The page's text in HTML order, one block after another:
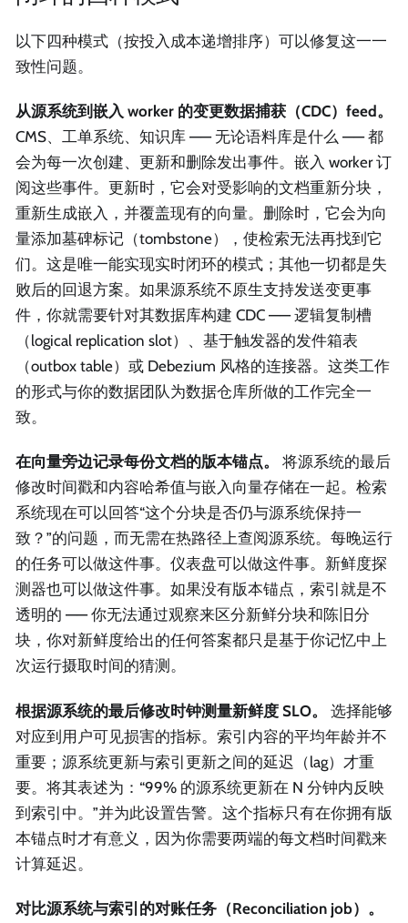
以下四种模式（按投入成本递增排序）可以修复这一一
致性问题。
从源系统到嵌入 worker 的变更数据捕获（CDC）feed。
CMS、工单系统、知识库 —— 无论语料库是什么 —— 都
会为每一次创建、更新和删除发出事件。嵌入 worker 订
阅这些事件。更新时，它会对受影响的文档重新分块，
重新生成嵌入，并覆盖现有的向量。删除时，它会为向
量添加墓碑标记（tombstone），使检索无法再找到它
们。这是唯一能实现实时闭环的模式；其他一切都是失
败后的回退方案。如果源系统不原生支持发送变更事
件，你就需要针对其数据库构建 CDC —— 逻辑复制槽
（logical replication slot）、基于触发器的发件箱表
（outbox table）或 Debezium 风格的连接器。这类工作
的形式与你的数据团队为数据仓库所做的工作完全一
致。
在向量旁边记录每份文档的版本锚点。
将源系统的最后
修改时间戳和内容哈希值与嵌入向量存储在一起。检索
系统现在可以回答“这个分块是否仍与源系统保持一
致？”的问题，而无需在热路径上查阅源系统。每晚运行
的任务可以做这件事。仪表盘可以做这件事。新鲜度探
测器也可以做这件事。如果没有版本锚点，索引就是不
透明的 —— 你无法通过观察来区分新鲜分块和陈旧分
块，你对新鲜度给出的任何答案都只是基于你记忆中上
次运行摄取时间的猜测。
根据源系统的最后修改时钟测量新鲜度 SLO。
选择能够
对应到用户可见损害的指标。索引内容的平均年龄并不
重要；源系统更新与索引更新之间的延迟（lag）才重
要。将其表述为：“99% 的源系统更新在 N 分钟内反映
到索引中。”并为此设置告警。这个指标只有在你拥有版
本锚点时才有意义，因为你需要两端的每文档时间戳来
计算延迟。
对比源系统与索引的对账任务（Reconciliation job）。